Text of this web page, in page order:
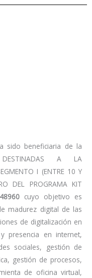
sido beneficiaria de la
DESTINADAS A LA
I (ENTRE 10 Y
DEL PROGRAMA KIT
cuyo objetivo es
madurez digital de las
de digitalización en
presencia en internet,
sociales, gestión de
gestión de procesos,
de oficina virtual,